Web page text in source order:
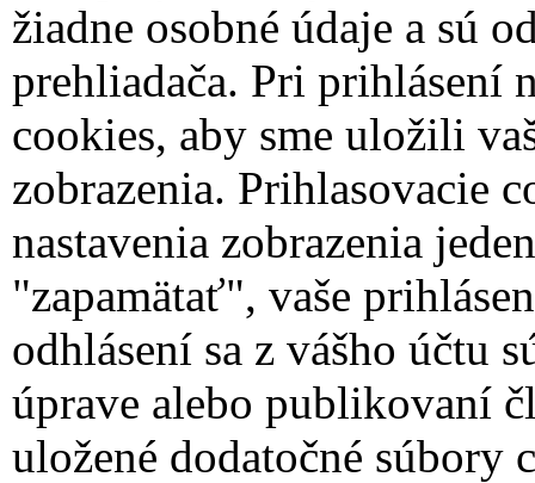
žiadne osobné údaje a sú
prehliadača. Pri prihlásení
cookies, aby sme uložili
zobrazenia. Prihlasovacie
nastavenia zobrazenia
"zapamätať", vaše
odhlásení sa z vášho účtu
úprave alebo publikovaní
uložené dodatočné súbory